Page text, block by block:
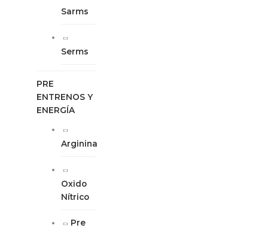
Sarms
Serms
PRE
ENTRENOS Y
ENERGÍA
Arginina
Oxido
Nítrico
Pre